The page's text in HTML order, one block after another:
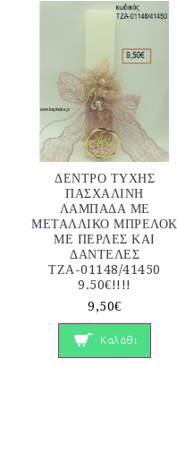
ΔΕΝΤΡΟ ΤΥΧΗΣ
ΠΑΣΧΑΛΙΝΗ
ΛΑΜΠΑΔΑ ΜΕ
ΜΕΤΑΛΛΙΚΟ ΜΠΡΕΛΟΚ
ΜΕ ΠΕΡΛΕΣ ΚΑΙ
ΔΑΝΤΕΛΕΣ
ΤΖΑ-01148/41450
9.50€!!!!
9,50€
Καλάθι